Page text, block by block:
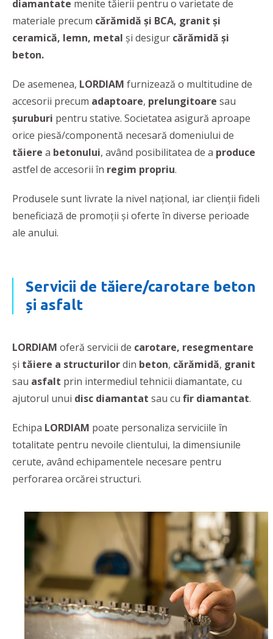
diamantate menite tăierii pentru o varietate de
materiale precum cărămidă și BCA, granit și
ceramică, lemn, metal și desigur cărămidă și
beton.
De asemenea, LORDIAM furnizează o multitudine de
accesorii precum adaptoare, prelungitoare sau
șuruburi pentru stative. Societatea asigură aproape
orice piesă/componentă necesară domeniului de
tăiere a betonului, având posibilitatea de a produce
astfel de accesorii în regim propriu.
Produsele sunt livrate la nivel național, iar clienții fideli
beneficiază de promoții și oferte în diverse perioade
ale anului.
Servicii de tăiere/carotare beton
și asfalt
LORDIAM oferă servicii de carotare, resegmentare
și tăiere a structurilordin beton, cărămidă, granit
sau asfalt prin intermediul tehnicii diamantate, cu
ajutorul unui disc diamantat sau cu fir diamantat.
Echipa LORDIAM poate personaliza serviciile în
totalitate pentru nevoile clientului, la dimensiunile
cerute, având echipamentele necesare pentru
perforarea orcărei structuri.